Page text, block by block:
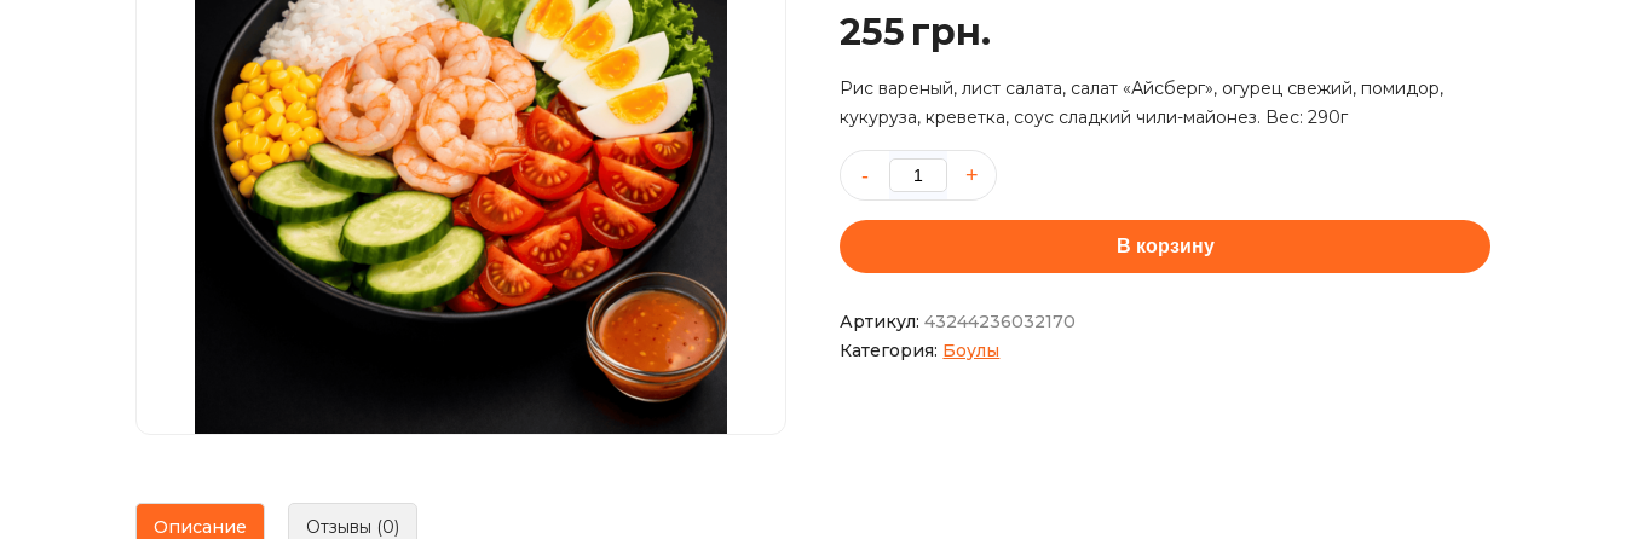
255 грн.
Рис вареный, лист салата, салат «Айсберг», огурец свежий, помидор,
кукуруза, креветка, соус сладкий чили-майонез. Вес: 290г
Количество
товара
Боул
с
В корзину
Артикул:43244236032170
Категория: Боулы
Описание Отзывы (0)